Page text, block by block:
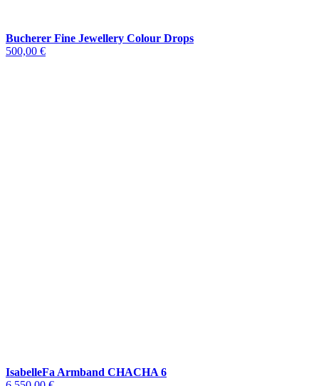
Bucherer Fine Jewellery Colour Drops
500,00 €
IsabelleFa Armband CHACHA 6